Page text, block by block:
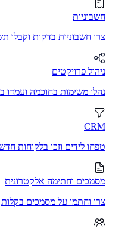
חשבוניות
צרו חשבוניות בדקות וקבלו
ניהול פרויקטים
נהלו משימות בחוכמה ועמדו
CRM
טפחו לידים וזכו בלקוחות
מסמכים וחתימה אלקטרונית
צרו וחתמו על מסמכים בקלות